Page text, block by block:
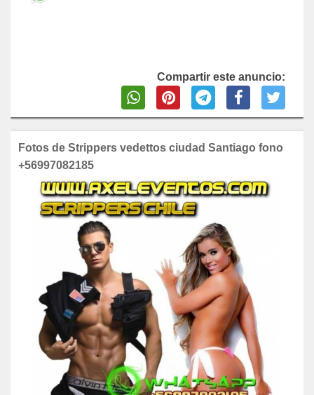
Compartir este anuncio:
Fotos de Strippers vedettos ciudad Santiago fono
+56997082185